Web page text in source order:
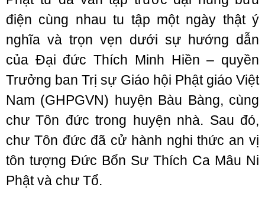
điện cùng nhau tu tập một ngày thật ý
nghĩa và trọn vẹn dưới sự hướng dẫn
của Đại đức Thích Minh Hiền – quyền
Trưởng ban Trị sự Giáo hội Phật giáo Việt
Nam (GHPGVN) huyện Bàu Bàng, cùng
chư Tôn đức trong huyện nhà. Sau đó,
chư Tôn đức đã cử hành nghi thức an vị
tôn tượng Đức Bổn Sư Thích Ca Mâu Ni
Phật và chư Tổ.